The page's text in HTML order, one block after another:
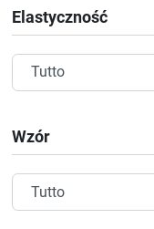
Elastyczność
Wzór